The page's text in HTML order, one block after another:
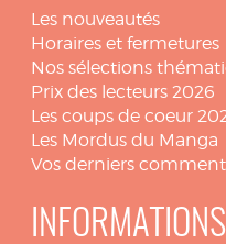
Les nouveautés
Horaires et fermetures
Nos sélections
Prix des lecteurs 2026
Les coups de coeur
Les Mordus du Manga
Vos derniers
INFORMATIONS